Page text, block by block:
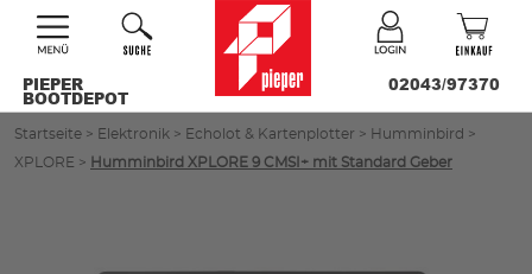
PIEPER
BOOTDEPOT
02043/97370
Startseite > Elektronik > Echolot & Kartenplotter > Humminbird >
XPLORE > Humminbird XPLORE 9 CMSI+ mit Standard Geber